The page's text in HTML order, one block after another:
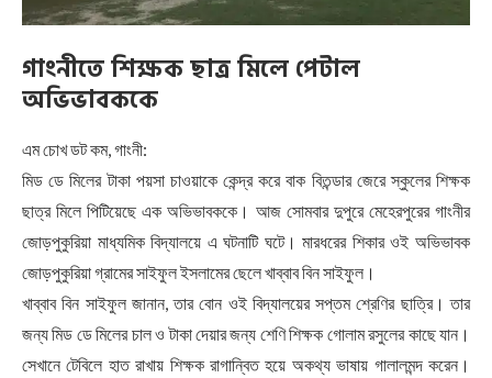
গাংনীতে শিক্ষক ছাত্র মিলে পেটাল
অভিভাবককে
এম চোখ ডট কম, গাংনী:
মিড ডে মিলের টাকা পয়সা চাওয়াকে কেন্দ্র করে বাক বিতন্ডার জেরে স্কুলের শিক্ষক
ছাত্র মিলে পিটিয়েছে এক অভিভাবককে। আজ সোমবার দুপুরে মেহেরপুরের গাংনীর
জোড়পুকুরিয়া মাধ্যমিক বিদ্যালয়ে এ ঘটনাটি ঘটে। মারধরের শিকার ওই অভিভাবক
জোড়পুকুরিয়া গ্রামের সাইফুল ইসলামের ছেলে খাব্বাব বিন সাইফুল।
খাব্বাব বিন সাইফুল জানান, তার বোন ওই বিদ্যালয়ের সপ্তম শ্রেণির ছাত্রি। তার
জন্য মিড ডে মিলের চাল ও টাকা দেয়ার জন্য শেণি শিক্ষক গোলাম রসুলের কাছে যান।
সেখানে টেবিলে হাত রাখায় শিক্ষক রাগান্বিত হয়ে অকথ্য ভাষায় গালালমন্দ করেন।